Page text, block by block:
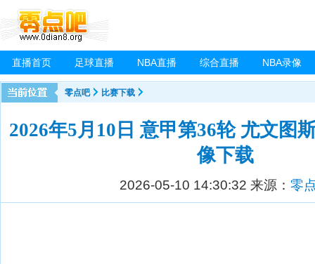
直播首页 足球直播 NBA直播 综合直播 NBA录像
零点吧 比赛下载
2026年5月10日 意甲第36轮 尤文图
像下载
2026-05-10 14:30:32 来源： 零